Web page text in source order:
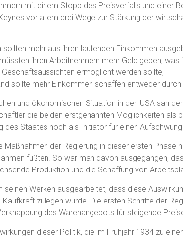
mit einem Stopp des Preisverfalls und einer
vor allem drei Wege zur Stärkung der
sollten mehr aus ihren laufenden Einkommen
ihren Arbeitnehmern mehr Geld geben, was
ermöglicht werden sollte,
sollte mehr Einkommen schaffen entweder durch
und ökonomischen Situation in den USA sah
die beiden erstgenannten Möglichkeiten als
des Staates noch als Initiator für einen Aufschwung
Maßnahmen der Regierung in dieser ersten Phase
fußten. So war man davon ausgegangen,
Produktion und die Schaffung von
seinen Werken ausgearbeitet, dass diese
Kaufkraft zulegen würde. Die ersten Schritte der
des Warenangebots für steigende
dieser Politik, die im Frühjahr 1934 zu